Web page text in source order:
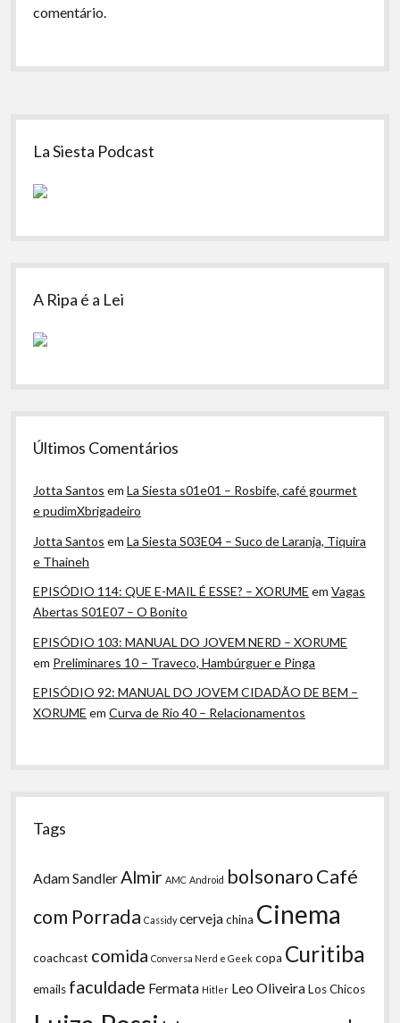
comentário.
Sidebar
La Siesta Podcast
A Ripa é a Lei
Últimos Comentários
Jotta Santos emLa Siesta s01e01 – Rosbife, café gourmet
e pudimXbrigadeiro
Jotta Santos emLa Siesta S03E04 – Suco de Laranja, Tiquira
e Thaineh
EPISÓDIO 114: QUE E-MAIL É ESSE? – XORUME emVagas
Abertas S01E07 – O Bonito
EPISÓDIO 103: MANUAL DO JOVEM NERD – XORUME
em Preliminares 10 – Traveco, Hambúrguer e Pinga
EPISÓDIO 92: MANUAL DO JOVEM CIDADÃO DE BEM –
XORUME emCurva de Rio 40 – Relacionamentos
Tags
Adam Sandler Almir AMC Android bolsonaroCafé
com Porrada Cassidy cervejachina Cinema
coachcast comida Conversa Nerd e Geek copa Curitiba
emails faculdade Fermata Hitler Leo OliveiraLos Chicos